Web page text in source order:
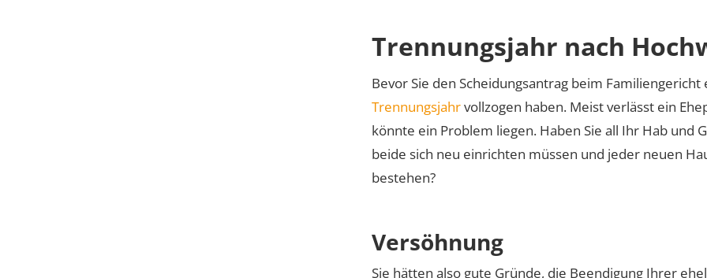
Trennungsjahr nach
Bevor Sie den Scheidungsantrag beim
Trennungsjahrvollzogen haben. Meist verlässt ein
könnte ein Problem liegen. Haben Sie all Ihr Hab und
beide sich neu einrichten müssen und jeder neuen
bestehen?
Versöhnung
Sie hätten also gute Gründe, die Beendigung Ihrer